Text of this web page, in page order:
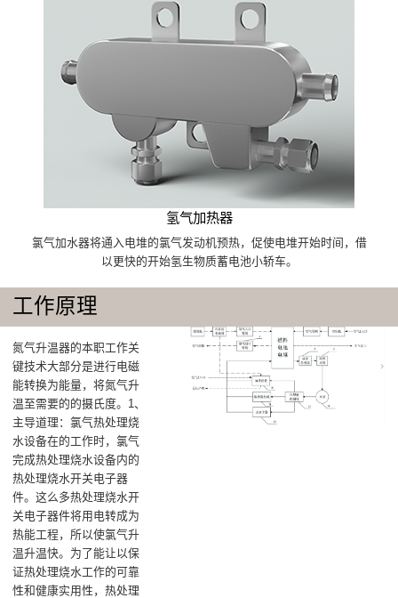
氢气加热器
氯气加水器将通入电堆的氯气发动机预热，促使电堆开始时间，借
以更快的开始氢生物质蓄电池小轿车。
工作原理
氮气升温器的本职工作关
键技术大部分是‌进行电磁
能转换为能量，将氮气升
温至需要的的摄氏度‌。1、
主导道理：氯气热处理烧
水设备在的工作时，氯气
完成热处理烧水设备内的
热处理烧水开关电子器
件。这么多热处理烧水开
关电子器件将用电转成为
热能工程，所以使氯气升
温升温快。为了能让以保
证热处理烧水工作的可靠
性和健康实用性，热处理